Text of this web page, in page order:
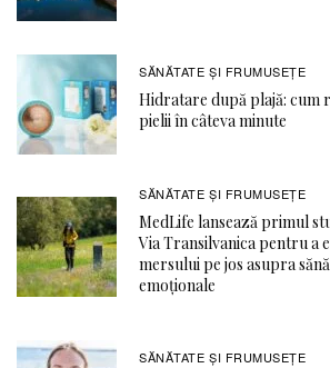
SĂNĂTATE ŞI FRUMUSEȚE
Hidratare după plajă: cum
pielii în câteva minute
SĂNĂTATE ŞI FRUMUSEȚE
MedLife lansează primul
Via Transilvanica pentru a
mersului pe jos asupra
emoționale
SĂNĂTATE ŞI FRUMUSEȚE